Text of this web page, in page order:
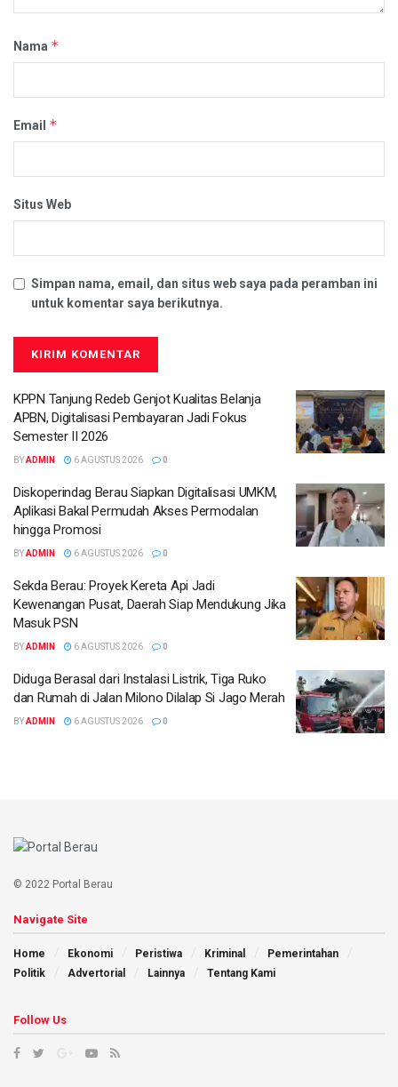
Nama *
Email *
Situs Web
Simpan nama, email, dan situs web saya pada peramban ini
untuk komentar saya berikutnya.
KPPN Tanjung Redeb Genjot Kualitas Belanja
APBN, Digitalisasi Pembayaran Jadi Fokus
Semester II 2026
BYADMIN 6 AGUSTUS 2026 0
Diskoperindag Berau Siapkan Digitalisasi UMKM,
Aplikasi Bakal Permudah Akses Permodalan
hingga Promosi
BYADMIN 6 AGUSTUS 2026 0
Sekda Berau: Proyek Kereta Api Jadi
Kewenangan Pusat, Daerah Siap Mendukung Jika
Masuk PSN
BYADMIN 6 AGUSTUS 2026 0
Diduga Berasal dari Instalasi Listrik, Tiga Ruko
dan Rumah di Jalan Milono Dilalap Si Jago Merah
BYADMIN 6 AGUSTUS 2026 0
© 2022 Portal Berau
Navigate Site
Home Ekonomi Peristiwa Kriminal
Pemerintahan
Politik
Advertorial Lainnya Tentang Kami
Follow Us